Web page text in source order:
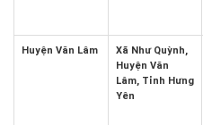
Huyện Văn Lâm
Xã Như Quỳnh,
Huyện Văn
Lâm, Tỉnh Hưng
Yên